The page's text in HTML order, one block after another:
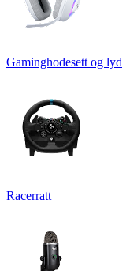
Gaminghodesett og lyd
Racerratt